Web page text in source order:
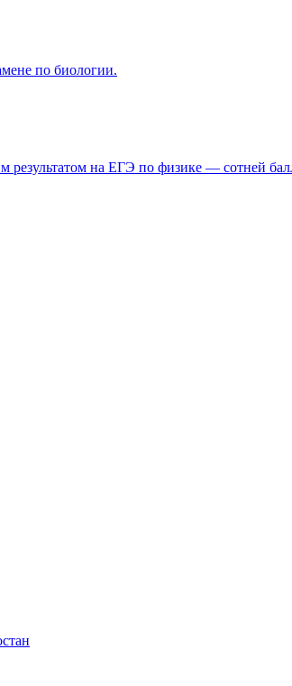
по биологии.
результатом на ЕГЭ по физике — сотней